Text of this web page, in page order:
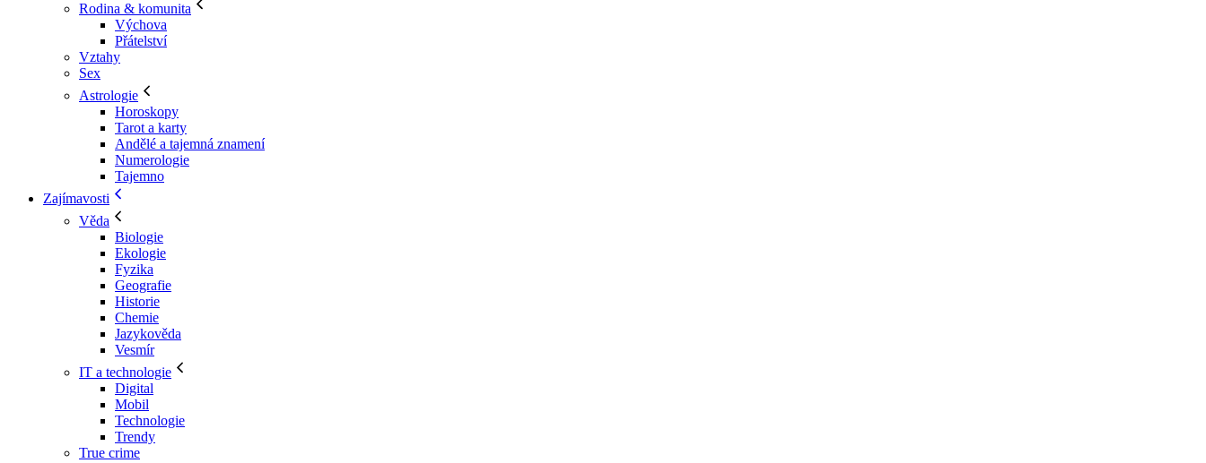
Rodina & komunita
Výchova
Přátelství
Vztahy
Sex
Astrologie
Horoskopy
Tarot a karty
Andělé a tajemná znamení
Numerologie
Tajemno
Zajímavosti
Věda
Biologie
Ekologie
Fyzika
Geografie
Historie
Chemie
Jazykověda
Vesmír
IT a technologie
Digital
Mobil
Technologie
Trendy
True crime